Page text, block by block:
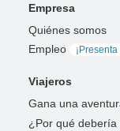
Empresa
Quiénes somos
Empleo
Viajeros
Gana una
¿Por qué debería